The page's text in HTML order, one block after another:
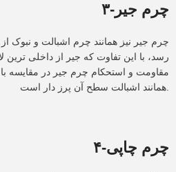
۳-چرم جیر
چرم جیر نیز همانند چرم اشبالت و نبوک
رسد، با این تفاوت که جیر از داخلی
مقاومت و استحکام چرم جیر در مقایسه
همانند اشبالت سطح آن پرز دار است.
۴-چرم چاپی